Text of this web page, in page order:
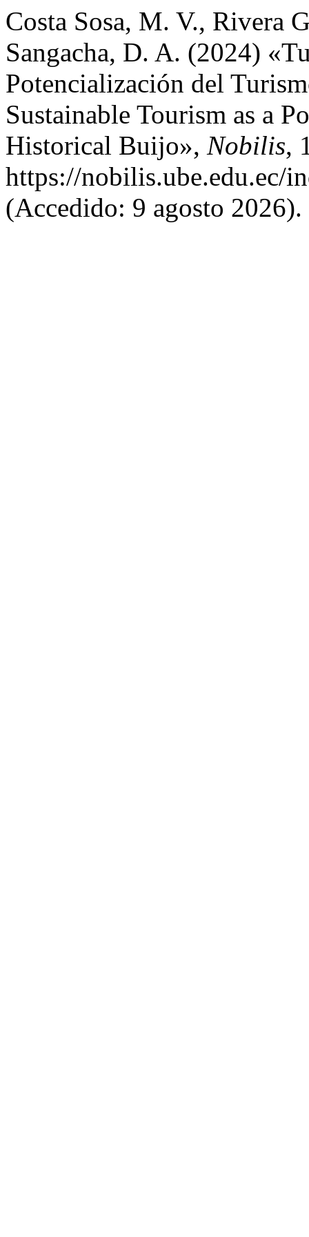
Costa Sosa, M. V., Rivera
Sangacha, D. A. (2024)
Potencialización del
Sustainable Tourism as a
Historical Buijo», Nobilis,
https://nobilis.ube.edu.ec/
(Accedido: 9 agosto 2026).